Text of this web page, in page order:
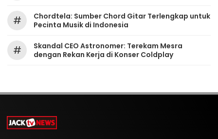
#
Chordtela: Sumber Chord Gitar Terlengkap untuk
Pecinta Musik di Indonesia
#
Skandal CEO Astronomer: Terekam Mesra
dengan Rekan Kerja di Konser Coldplay